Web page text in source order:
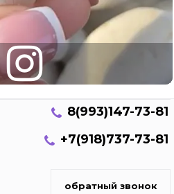
8(993)147-73-81
+7(918)737-73-81
обратный звонок